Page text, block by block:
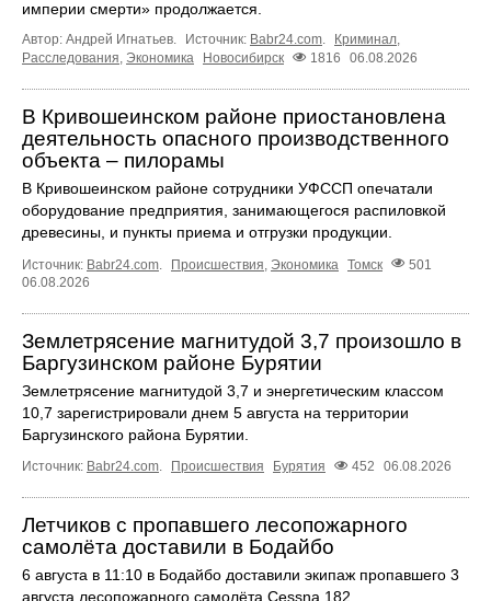
империи смерти» продолжается.
Автор: Андрей Игнатьев. Источник: Babr24.com. Криминал,
Расследования, Экономика Новосибирск 1816 06.08.2026
В Кривошеинском районе приостановлена
деятельность опасного производственного
объекта – пилорамы
В Кривошеинском районе сотрудники УФССП опечатали
оборудование предприятия, занимающегося распиловкой
древесины, и пункты приема и отгрузки продукции.
Источник: Babr24.com Происшествия Экономика Томск
501
06.08.2026
Землетрясение магнитудой 3,7 произошло в
Баргузинском районе Бурятии
Землетрясение магнитудой 3,7 и энергетическим классом
10,7 зарегистрировали днем 5 августа на территории
Баргузинского района Бурятии.
Источник: Babr24.com Происшествия Бурятия 452 06.08.2026
Летчиков с пропавшего лесопожарного
самолёта доставили в Бодайбо
6 августа в 11:10 в Бодайбо доставили экипаж пропавшего 3
августа лесопожарного самолёта Cessna 182.